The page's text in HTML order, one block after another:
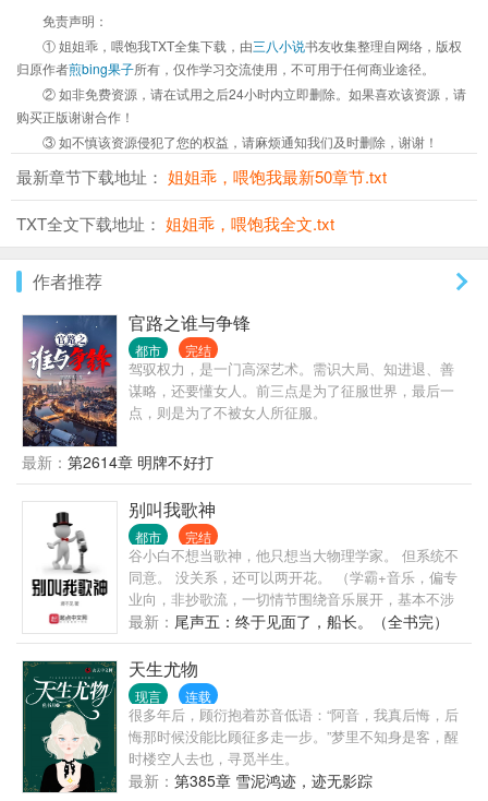
免责声明：
① 姐姐乖，喂饱我TXT全集下载，由三八小说书友收集整理自网络，版权
归原作者煎bing果子所有，仅作学习交流使用，不可用于任何商业途径。
② 如非免费资源，请在试用之后24小时内立即删除。如果喜欢该资源，请
购买正版谢谢合作！
③ 如不慎该资源侵犯了您的权益，请麻烦通知我们及时删除，谢谢！
最新章节下载地址： 姐姐乖，喂饱我最新50章节.txt
TXT全文下载地址： 姐姐乖，喂饱我全文.txt
作者推荐
官路之谁与争锋
都市 完结
驾驭权力，是一门高深艺术。需识大局、知进退、善
谋略，还要懂女人。前三点是为了征服世界，最后一
点，则是为了不被女人所征服。
最新： 第2614章 明牌不好打
别叫我歌神
都市 完结
谷小白不想当歌神，他只想当大物理学家。 但系统不
同意。 没关系，还可以两开花。 （学霸+音乐，偏专
业向，非抄歌流，一切情节围绕音乐展开，基本不涉
足其他娱乐或商业领域。） 群：8520910
最新： 尾声五：终于见面了，船长。（全书完）
天生尤物
现言 连载
很多年后，顾衍抱着苏音低语：“阿音，我真后悔，后
悔那时候没能比顾征多走一步。”梦里不知身是客，醒
时楼空人去也，寻觅半生。
最新： 第385章 雪泥鸿迹，迹无影踪